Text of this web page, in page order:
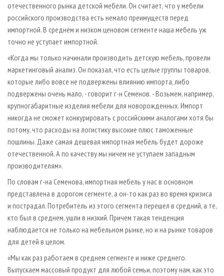
отечественного рынка детской мебели. Он считает, что у мебели
российского производства есть немало преимуществ перед
импортной. В среднем и низком ценовом сегменте наша мебель уж
точно не уступает импортной.
«Когда мы только начинали производить детскую мебель, провели
маркетинговый анализ. Он показал, что есть целые группы товаров,
которые либо вовсе не подвержены влиянию импорта, либо
подвержены очень мало, - говорит г-н Семенов. - Возьмем, например,
крупногабаритные изделия мебели для новорожденных. Импорт
никогда не сможет конкурировать с российскими аналогами хотя бы
потому, что расходы на логистику высокие плюс таможенные
пошлины. Даже самая дешевая импортная мебель будет дороже
отечественной. А по качеству мы ничем не уступаем западным
производителям».
По словам г-на Семенова, импортная мебель у нас в основном
представлена в дорогом сегменте, а он-то как раз во время кризиса
и пострадал. Потребитель из этого сегмента перешел в средний, а те,
кто был в среднем, ушли в низкий. Причем такая тенденция
наблюдается не только на мебельном рынке, но и на рынке товаров
для детей в целом.
«Мы как раз работаем в среднем сегменте и ниже среднего.
Выпускаем массовый продукт для любой семьи, поэтому нам, как это